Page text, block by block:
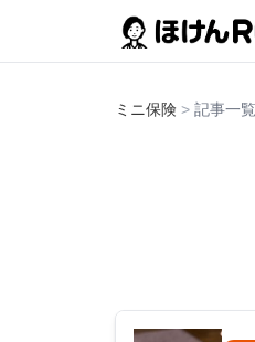
ミニ保険 > 記事一覧